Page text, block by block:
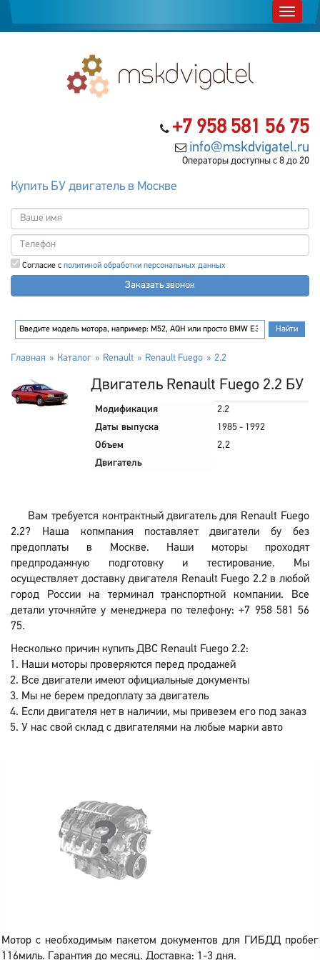
+7 958 581 56 75
info@mskdvigatel.ru
Операторы доступны с 8 до 20
Купить БУ двигатель в Москве
Согласие с политикой обработки персональных данных
Заказать звонок
Главная Каталог Renault Renault Fuego 2.2
Двигатель Renault Fuego 2.2 БУ
Модификация
2.2
Даты выпуска
1985 - 1992
Объем
2,2
Двигатель
Вам требуется контрактный двигатель для Renault Fuego
2.2? Наша копмпания поставляет двигатели бу без
предоплаты в Москве. Наши моторы проходят
предпродажную подготовку и тестирование. Мы
осуществляет доставку двигателя Renault Fuego 2.2 в любой
город России на терминал транспортной компании. Все
детали уточняйте у менеджера по телефону: +7 958 581 56
75.
Несколько причин купить ДВС Renault Fuego 2.2:
Наши моторы проверяются перед продажей
Все двигатели имеют официальные документы
Мы не берем предоплату за двигатель
Если двигателя нет в наличии, мы привезем его под заказ
У нас свой склад с двигателями на любые марки авто
Мотор с необходимым пакетом документов для ГИБДД пробег
116миль. Гарантия до месяц. Доставка: 1-3 дня.